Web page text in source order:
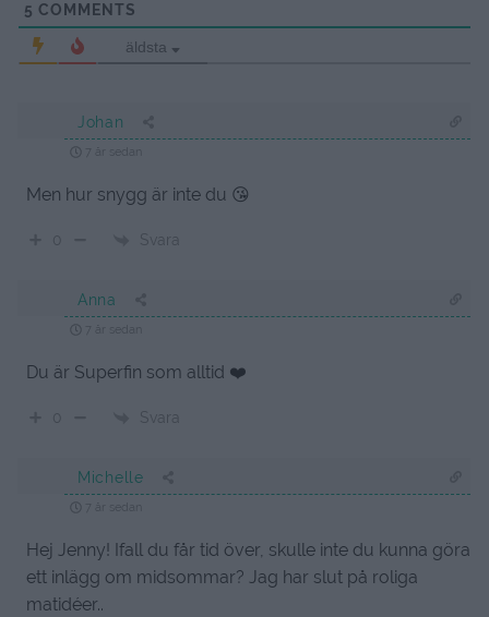
5 COMMENTS
äldsta
Johan
Men hur snygg är inte du 😘
0 Svara
Anna
Du är Superfin som alltid ❤️
0 Svara
Michelle
Hej Jenny! Ifall du får tid över, skulle inte du kunna göra
ett inlägg om midsommar? Jag har slut på roliga
matidéer..